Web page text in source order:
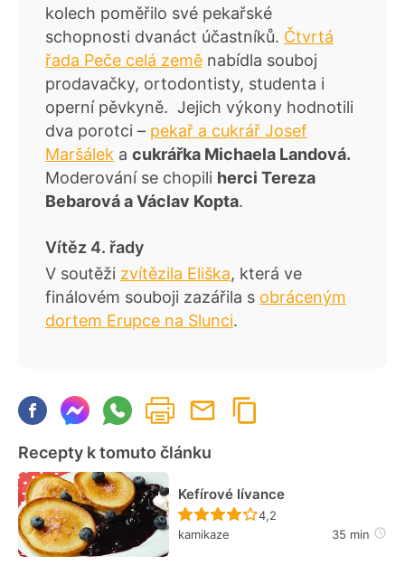
kolech poměřilo své pekařské
schopnosti dvanáct účastníků. Čtvrtá
řada Peče celá země nabídla souboj
prodavačky, ortodontisty, studenta i
operní pěvkyně. Jejich výkony hodnotili
dva porotci – pekař a cukrář Josef
Maršálek a cukrářka Michaela Landová.
Moderování se chopili herci Tereza
Bebarová a Václav Kopta.
Vítěz 4. řady
V soutěži zvítězila Eliška, která ve
finálovém souboji zazářila s obráceným
dortem Erupce na Slunci.
Recepty k tomuto článku
Kefírové lívance
Recept ještě nebyl
4,2
kamikaze
35 min